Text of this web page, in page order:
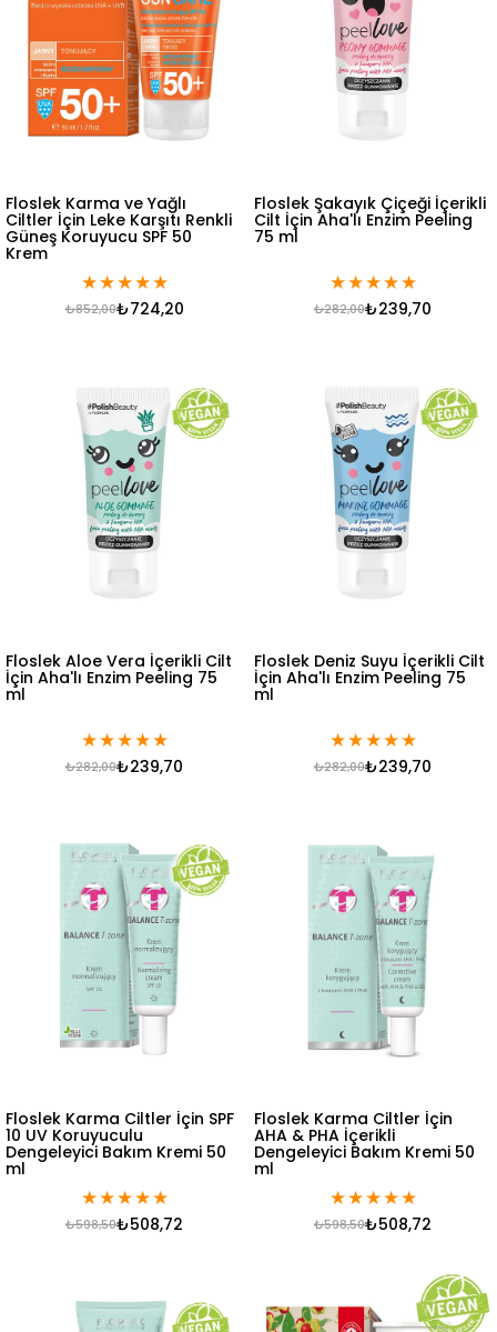
Floslek Karma ve Yağlı
Ciltler İçin Leke Karşıtı Renkli
Güneş Koruyucu SPF 50
Krem
★★★★★
₺724,20
₺852,00
Floslek Şakayık Çiçeği İçerikli
Cilt İçin Aha'lı Enzim Peeling
75 ml
★★★★★
₺239,70
₺282,00
Floslek Aloe Vera İçerikli Cilt
İçin Aha'lı Enzim Peeling 75
ml
★★★★★
₺239,70
₺282,00
Floslek Deniz Suyu İçerikli Cilt
İçin Aha'lı Enzim Peeling 75
ml
★★★★★
₺239,70
₺282,00
Floslek Karma Ciltler İçin SPF
10 UV Koruyuculu
Dengeleyici Bakım Kremi 50
ml
★★★★★
₺508,72
₺598,50
Floslek Karma Ciltler İçin
AHA & PHA İçerikli
Dengeleyici Bakım Kremi 50
ml
★★★★★
₺508,72
₺598,50